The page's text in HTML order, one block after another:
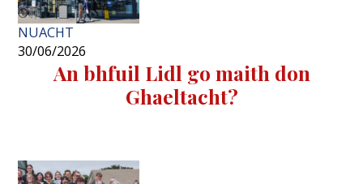
NUACHT
30/06/2026
An bhfuil Lidl go maith don
Ghaeltacht?